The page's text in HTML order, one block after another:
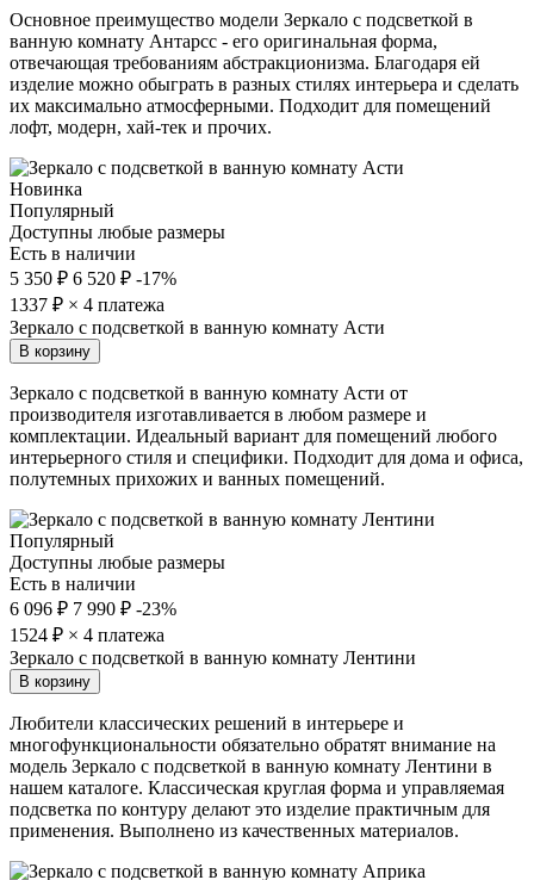
Основное преимущество модели Зеркало с подсветкой в
ванную комнату Антарсс - его оригинальная форма,
отвечающая требованиям абстракционизма. Благодаря ей
изделие можно обыграть в разных стилях интерьера и сделать
их максимально атмосферными. Подходит для помещений
лофт, модерн, хай-тек и прочих.
Новинка
Популярный
Доступны любые размеры
Есть в наличии
5 350 ₽ 6 520 ₽ -17%
1337 ₽ × 4 платежа
Зеркало с подсветкой в ванную комнату Асти
В корзину
Зеркало с подсветкой в ванную комнату Асти от
производителя изготавливается в любом размере и
комплектации. Идеальный вариант для помещений любого
интерьерного стиля и специфики. Подходит для дома и офиса,
полутемных прихожих и ванных помещений.
Популярный
Доступны любые размеры
Есть в наличии
6 096 ₽ 7 990 ₽ -23%
1524 ₽ × 4 платежа
Зеркало с подсветкой в ванную комнату Лентини
В корзину
Любители классических решений в интерьере и
многофункциональности обязательно обратят внимание на
модель Зеркало с подсветкой в ванную комнату Лентини в
нашем каталоге. Классическая круглая форма и управляемая
подсветка по контуру делают это изделие практичным для
применения. Выполнено из качественных материалов.